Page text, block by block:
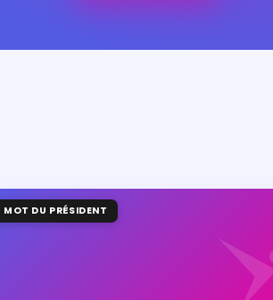
MOT DU PRÉSIDENT